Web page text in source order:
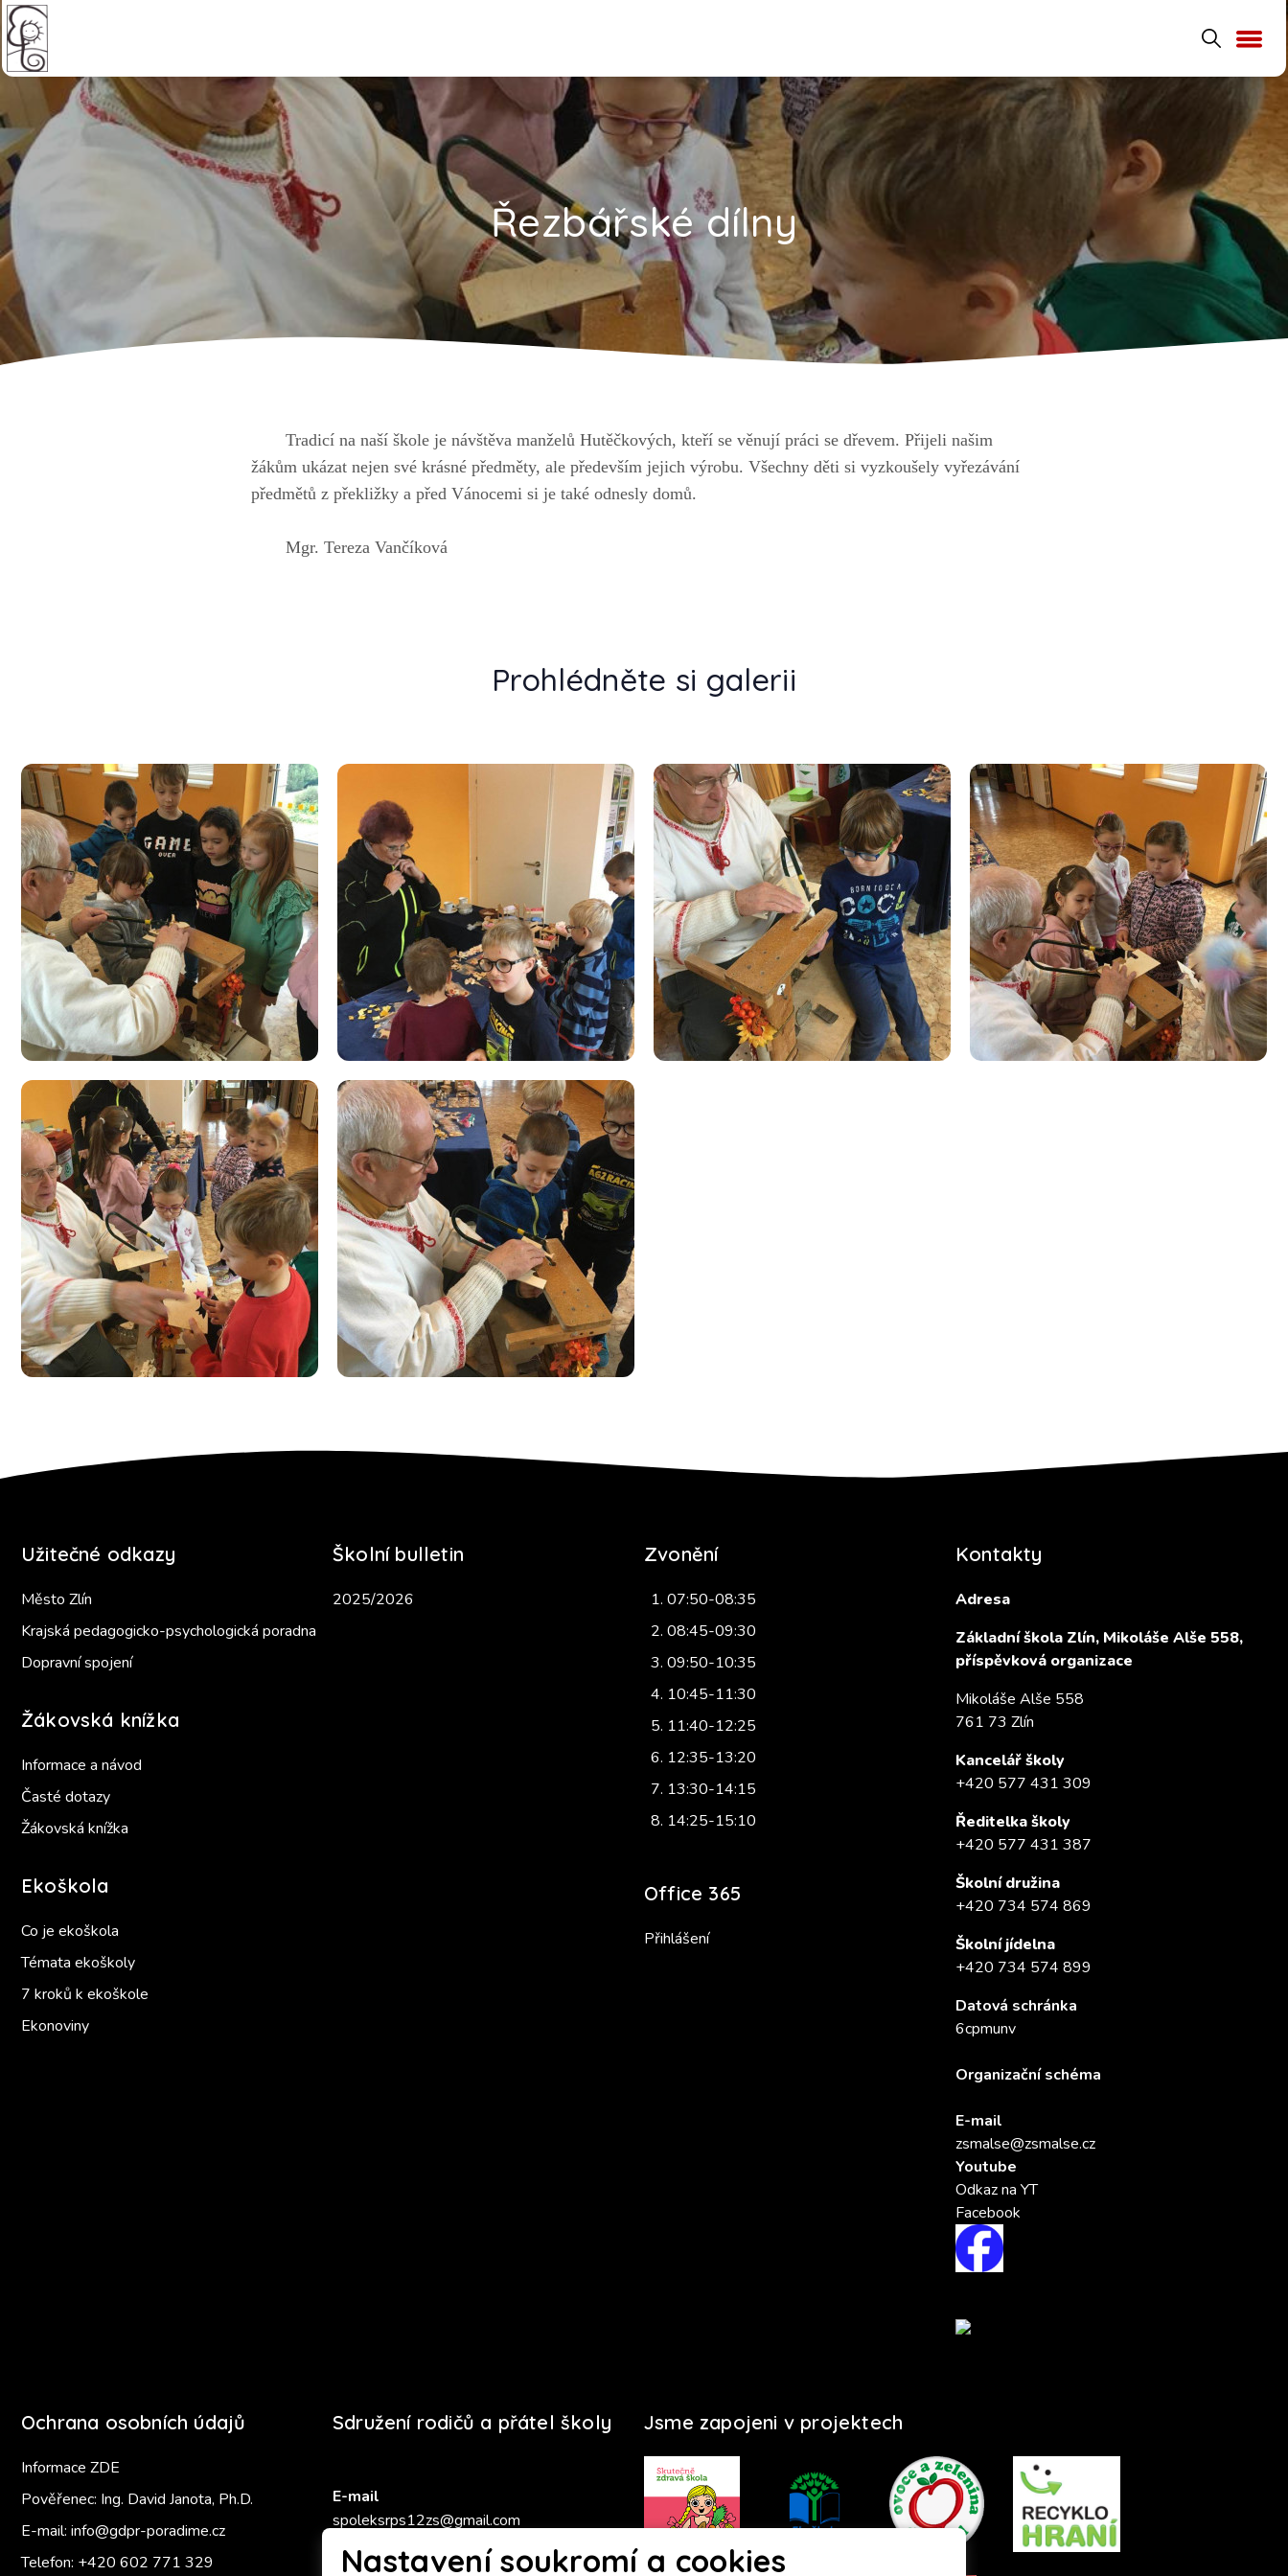
Nastavení soukromí a cookies
Řezbářské dílny
Tradicí na naší škole je návštěva manželů Hutěčkových, kteří se věnují práci se dřevem. Přijeli našim
žákům ukázat nejen své krásné předměty, ale především jejich výrobu. Všechny děti si vyzkoušely vyřezávání
předmětů z překližky a před Vánocemi si je také odnesly domů.
Mgr. Tereza Vančíková
Prohlédněte si galerii
Užitečné odkazy
Město Zlín
Krajská pedagogicko-psychologická poradna
Dopravní spojení
Žákovská knížka
Informace a návod
Časté dotazy
Žákovská knížka
Ekoškola
Co je ekoškola
Témata ekoškoly
7 kroků k ekoškole
Ekonoviny
Školní bulletin
2025/2026
Zvonění
07:50-08:35
08:45-09:30
09:50-10:35
10:45-11:30
11:40-12:25
12:35-13:20
13:30-14:15
14:25-15:10
Office 365
Přihlášení
Kontakty
Adresa
Základní škola Zlín, Mikoláše Alše 558,
příspěvková organizace
Mikoláše Alše 558
761 73 Zlín
Kancelář školy
+420 577 431 309
Ředitelka školy
+420 577 431 387
Školní družina
+420 734 574 869
Školní jídelna
+420 734 574 899
Datová schránka
6cpmunv
Organizační schéma
E-mail
zsmalse@zsmalse.cz
Youtube
Odkaz na YT
Facebook
Ochrana osobních údajů
Informace ZDE
Pověřenec: Ing. David Janota, Ph.D.
E-mail: info@gdpr-poradime.cz
Telefon: +420 602 771 329
Sdružení rodičů a přátel školy
E-mail
spoleksrps12zs@gmail.com
Jsme zapojeni v projektech